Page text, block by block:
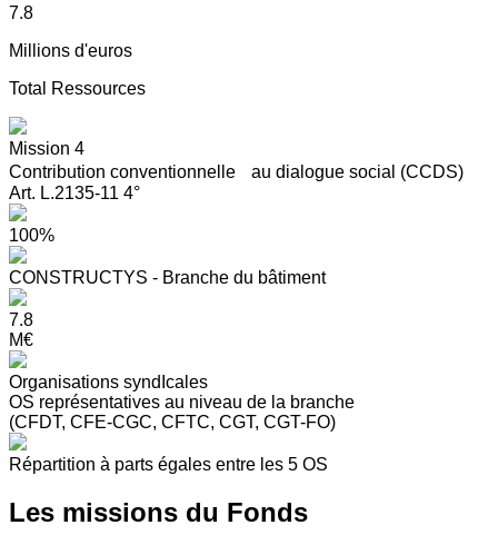
7.8
Millions d'euros
Total Ressources
Mission 4
Contribution conventionnelle au dialogue social (CCDS)
Art. L.2135-11 4°
100%
CONSTRUCTYS - Branche du bâtiment
7.8
M€
Organisations syndIcales
OS représentatives au niveau de la branche
(CFDT, CFE-CGC, CFTC, CGT, CGT-FO)
Répartition à parts égales entre les 5 OS
Les missions du Fonds